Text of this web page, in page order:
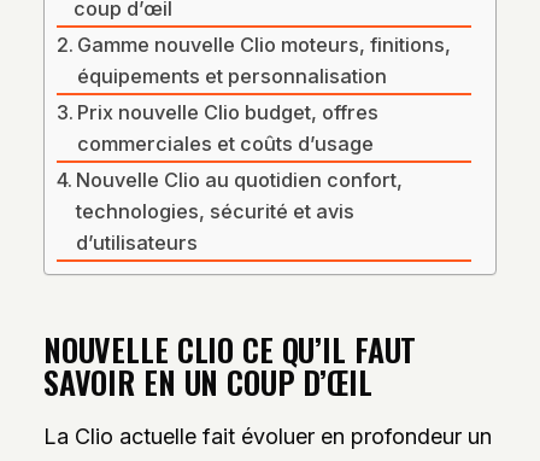
coup d’œil
Gamme nouvelle Clio moteurs, finitions,
équipements et personnalisation
Prix nouvelle Clio budget, offres
commerciales et coûts d’usage
Nouvelle Clio au quotidien confort,
technologies, sécurité et avis
d’utilisateurs
NOUVELLE CLIO CE QU’IL FAUT
SAVOIR EN UN COUP D’ŒIL
La Clio actuelle fait évoluer en profondeur un